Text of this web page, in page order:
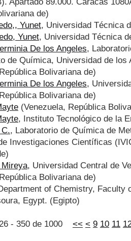
de)
Yunet, Universidad Técnica
Yunet, Universidad Técnica
De los Angeles,
de Química, Universidad de los
Bolivariana de)
De los Angeles,
Bolivariana de)
(Venezuela, República
, Instituto Tecnológico de la
, Laboratorio de Química de
Investigaciones Científicas
, Universidad Central de
Bolivariana de)
of Chemistry, Faculty
Egypt. (Egipto)
- 350 de 1000 << < 9 10 11